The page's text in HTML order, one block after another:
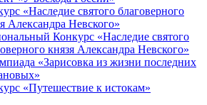
«Наследие святого благоверного
Александра Невского»
Конкурс «Наследие святого
князя Александра Невского»
«Зарисовка из жизни последних
«Путешествие к истокам»